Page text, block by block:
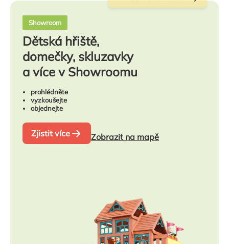
Showroom
Dětská hřiště,
domečky, skluzavky
a více v Showroomu
prohlédněte
vyzkoušejte
objednejte
Zjistit více Zobrazit na mapě